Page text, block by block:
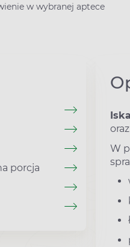
w wybranej aptece
porcja
oraz
W